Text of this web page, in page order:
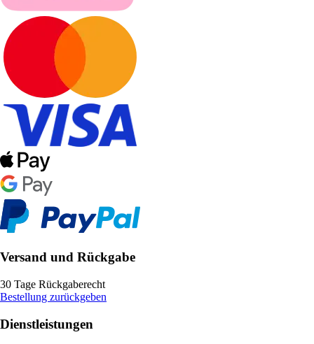
Versand und Rückgabe
30 Tage Rückgaberecht
Bestellung zurückgeben
Dienstleistungen